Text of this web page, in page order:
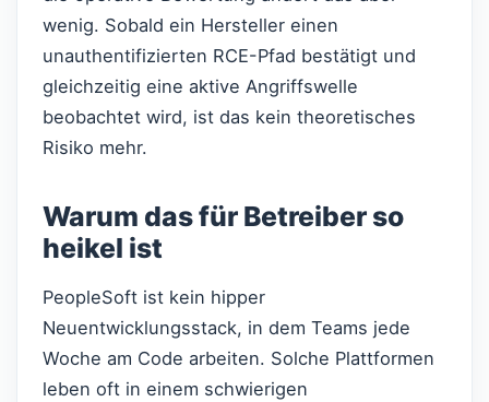
wenig. Sobald ein Hersteller einen
unauthentifizierten RCE-Pfad bestätigt und
gleichzeitig eine aktive Angriffswelle
beobachtet wird, ist das kein theoretisches
Risiko mehr.
Warum das für Betreiber so
heikel ist
PeopleSoft ist kein hipper
Neuentwicklungsstack, in dem Teams jede
Woche am Code arbeiten. Solche Plattformen
leben oft in einem schwierigen